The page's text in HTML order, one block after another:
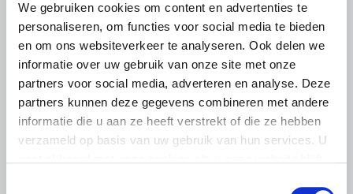
We gebruiken cookies om content en advertenties te
personaliseren, om functies voor social media te bieden
en om ons websiteverkeer te analyseren. Ook delen we
informatie over uw gebruik van onze site met onze
partners voor social media, adverteren en analyse. Deze
partners kunnen deze gegevens combineren met andere
informatie die u aan ze heeft verstrekt of die ze hebben
verzameld op basis van uw gebruik van hun services. U
LTO LOBBY
6 AUGUSTUS 2026
Kamerlid Goudzwaard (JA21)
bezoekt melkveehouderij in
Súdwest-Fryslân